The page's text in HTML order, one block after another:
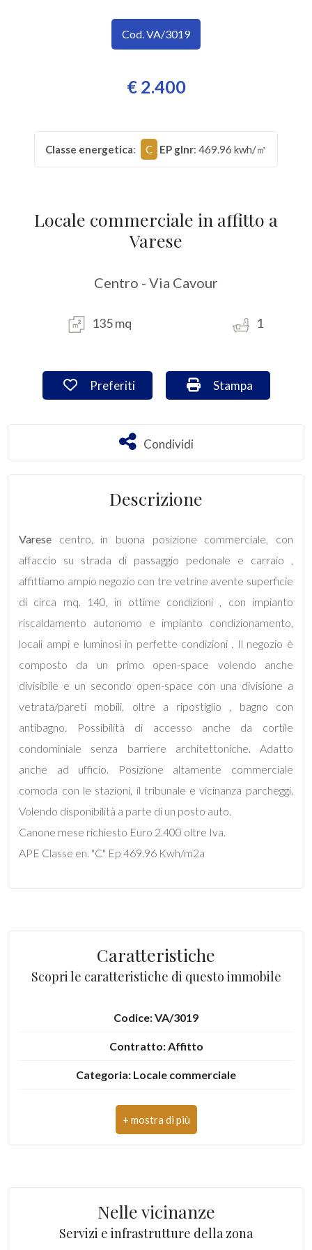
Cod. VA/3019
€ 2.400
Classe energetica: C EP glnr: 469.96 kwh/㎡
Locale commerciale in affitto a
Varese
Centro - Via Cavour
135 mq 1
Preferiti: Cod. VA/3019
Preferiti Stampa: Cod. VA/
Stampa
Condividi
Condividi
Descrizione
Varese centro, in buona posizione commerciale, con
affaccio su strada di passaggio pedonale e carraio ,
affittiamo ampio negozio con tre vetrine avente superficie
di circa mq. 140, in ottime condizioni , con impianto
riscaldamento autonomo e impianto condizionamento,
locali ampi e luminosi in perfette condizioni . Il negozio è
composto da un primo open-space volendo anche
divisibile e un secondo open-space con una divisione a
vetrata/pareti mobili, oltre a ripostiglio , bagno con
antibagno. Possibilità di accesso anche da cortile
condominiale senza barriere architettoniche. Adatto
anche ad ufficio. Posizione altamente commerciale
comoda con le stazioni, il tribunale e vicinanza parcheggi.
Volendo disponibilità a parte di un posto auto.
Canone mese richiesto Euro 2.400 oltre Iva.
APE Classe en. "C" Ep 469.96 Kwh/m2a
Caratteristiche
Scopri le caratteristiche di questo immobile
Codice: VA/3019
Contratto: Affitto
Categoria: Locale commerciale
Indirizzo: Via Cavour
CAP: 21100
Totale mq: 135 mq
Nelle vicinanze
Servizi e infrastrutture della zona
multiscelta
Industriali
Totale
mq
Locali
minimi
Qualsiasi
1
4